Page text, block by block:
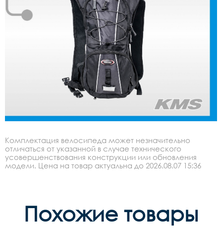
Комплектация велосипеда может незначительно
отличаться от указанной в случае технического
усовершенствования конструкции или обновления
модели. Цена на товар актуальна до 2026.08.07 15:36
Похожие товары